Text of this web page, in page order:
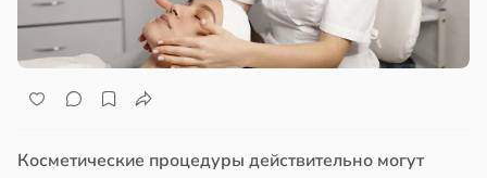
Косметические процедуры действительно могут